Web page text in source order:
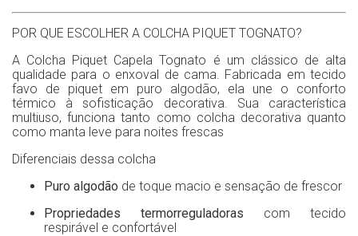
POR QUE ESCOLHER A COLCHA PIQUET TOGNATO?
A Colcha Piquet Capela Tognato é um clássico de alta
qualidade para o enxoval de cama. Fabricada em tecido
favo de piquet em puro algodão, ela une o conforto
térmico à sofisticação decorativa. Sua característica
multiuso, funciona tanto como colcha decorativa quanto
como manta leve para noites frescas
Diferenciais dessa colcha
Puro algodão de toque macio e sensação de frescor
Propriedades termorreguladoras com tecido
respirável e confortável